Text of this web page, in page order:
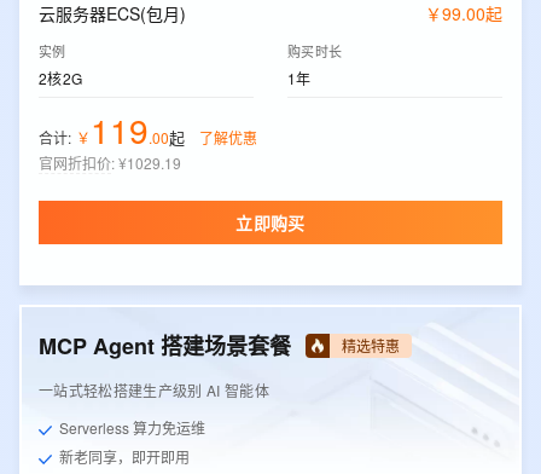
云服务器ECS(包月) ￥99.00起
实例
2核2G
购买时长
1年
合计: ￥ 119.00起
了解优惠
官网折扣价:¥1029.19
立即购买
MCP Agent 搭建场景套餐 精选特惠
一站式轻松搭建生产级别 AI 智能体
Serverless 算力免运维
新老同享，即开即用